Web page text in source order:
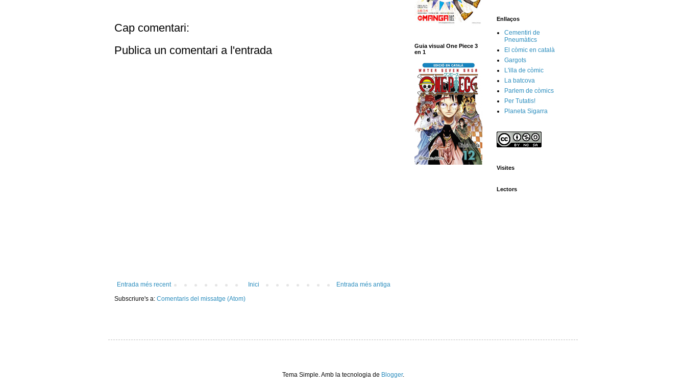
Cap comentari:
Publica un comentari a l'entrada
Entrada més recent Entrada més antiga
Inici
Subscriure's a: Comentaris del missatge (Atom)
Guia visual One Piece 3
en 1
Enllaços
Cementiri de
Pneumàtics
El còmic en català
Gargots
L'illa de còmic
La batcova
Parlem de còmics
Per Tutatis!
Planeta Sigarra
Visites
Lectors
Tema Simple. Amb la tecnologia de Blogger.